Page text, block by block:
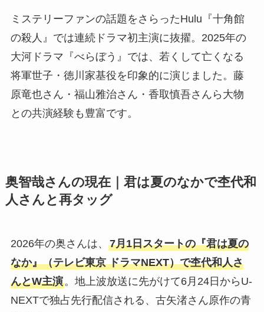
ミステリーファンの話題をさらったHulu『十角館
の殺人』では連続ドラマ初主演に抜擢。2025年の
大河ドラマ『べらぼう』では、若くして亡くなる
将軍世子・徳川家基役を印象的に演じました。藤
原竜也さん・福山雅治さん・香取慎吾さんら大物
との共演経験も豊富です。
奥智哉さんの現在｜君は夏のなかで杢代和
人さんと再タッグ
2026年の奥さんは、 7月1日スタートの『君は夏の
なか』（テレビ東京 ドラマNEXT）で杢代和人さ
んとW主演。地上波放送に先がけて6月24日からU-
NEXTで独占先行配信される、古矢渚さん原作の青